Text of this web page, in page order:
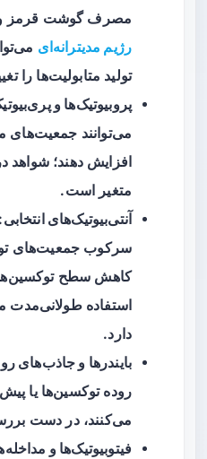
مصرف گوشت قرمز و
رژیم مدیترانه‌ای
تولید متابولیت‌ها را
پروبیوتیک‌ها و
می‌توانند جمعیت‌های
افزایش دهند؛ شواهد
متغیر است.
آنتی‌بیوتیک‌های انتخابی
سرکوب جمعیت‌های
کاهش سطح
استفاده
دارد.
بایندرها و جاذب‌های
روده توکسین‌ها یا
می‌کنند، در دست
فیتوبیوتیک‌ها و